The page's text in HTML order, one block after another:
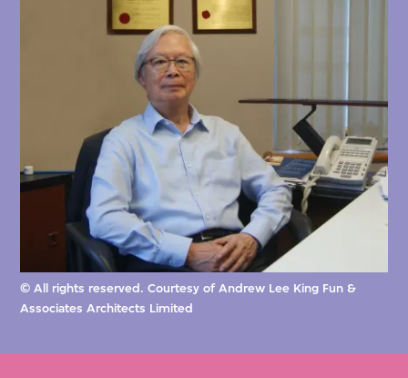
© All rights reserved. Courtesy of Andrew Lee King Fun &
Associates Architects Limited